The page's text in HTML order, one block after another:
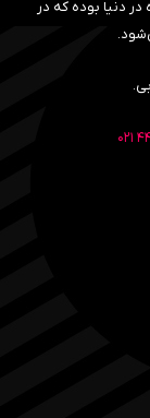
در دنیا بوده که در